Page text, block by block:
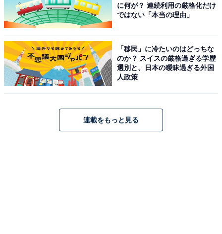
に何が？ 連続利用の厳格化だけ
ではない「本当の理由」
「移民」に冷たいのはどっちな
のか？ スイスの厳格過ぎる学歴
選別と、日本の曖昧過ぎる外国
人政策
連載をもっと見る